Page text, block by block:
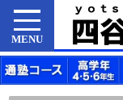
MENU